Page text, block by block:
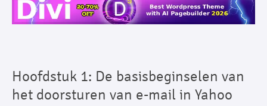
Hoofdstuk 1: De basisbeginselen van
het doorsturen van e-mail in Yahoo